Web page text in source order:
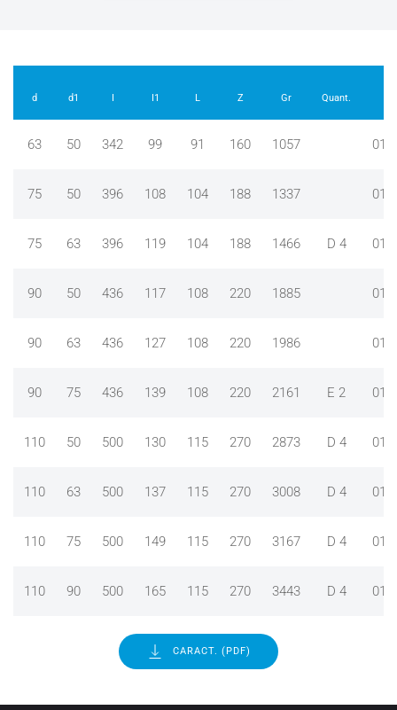
d d1 I I1 L Z Gr Quant.
63 50 342 99 91 160 1057
75 50 396 108 104 188 1337
75 63 396 119 104 188 1466 D 4
90 50 436 117 108 220 1885
90 63 436 127 108 220 1986
90 75 436 139 108 220 2161 E 2
110 50 500 130 115 270 2873 D 4
110 63 500 137 115 270 3008 D 4
110 75 500 149 115 270 3167 D 4
110 90 500 165 115 270 3443 D 4
CARACT. (PDF)